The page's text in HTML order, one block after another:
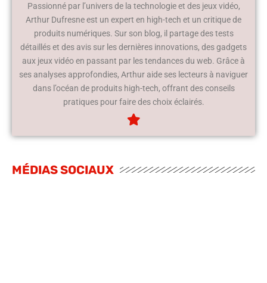
Passionné par l’univers de la technologie et des jeux vidéo,
Arthur Dufresne est un expert en high-tech et un critique de
produits numériques. Sur son blog, il partage des tests
détaillés et des avis sur les dernières innovations, des gadgets
aux jeux vidéo en passant par les tendances du web. Grâce à
ses analyses approfondies, Arthur aide ses lecteurs à naviguer
dans l’océan de produits high-tech, offrant des conseils
pratiques pour faire des choix éclairés.
MÉDIAS SOCIAUX